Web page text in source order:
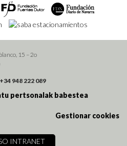
15 – 2o
948 222 089
pertsonalak babestea
Gestionar cookies
INTRANET